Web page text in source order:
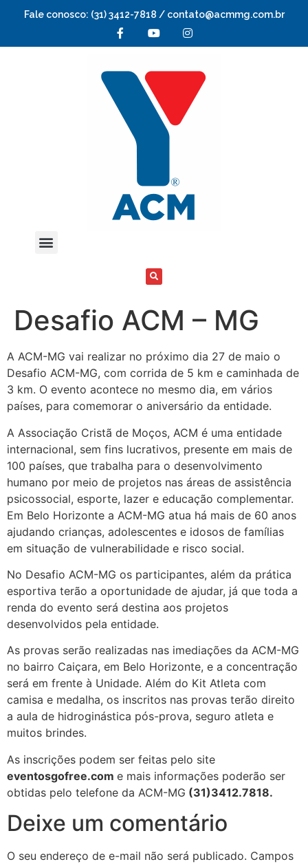
Fale conosco: (31) 3412-7818 / contato@acmmg.com.br
Desafio ACM – MG
A ACM-MG vai realizar no próximo dia 27 de maio o
Desafio ACM-MG, com corrida de 5 km e caminhada de
3 km. O evento acontece no mesmo dia, em vários
países, para comemorar o aniversário da entidade.
A Associação Cristã de Moços, ACM é uma entidade
internacional, sem fins lucrativos, presente em mais de
100 países, que trabalha para o desenvolvimento
humano por meio de projetos nas áreas de assistência
psicossocial, esporte, lazer e educação complementar.
Em Belo Horizonte a ACM-MG atua há mais de 60 anos
ajudando crianças, adolescentes e idosos de famílias
em situação de vulnerabilidade e risco social.
No Desafio ACM-MG os participantes, além da prática
esportiva terão a oportunidade de ajudar, já que toda a
renda do evento será destina aos projetos
desenvolvidos pela entidade.
As provas serão realizadas nas imediações da ACM-MG
no bairro Caiçara, em Belo Horizonte, e a concentração
será em frente à Unidade. Além do Kit Atleta com
camisa e medalha, os inscritos nas provas terão direito
a aula de hidroginástica pós-prova, seguro atleta e
muitos brindes.
As inscrições podem ser feitas pelo site
eventosgofree.com e mais informações poderão ser
obtidas pelo telefone da ACM-MG (31)3412.7818.
Deixe um comentário
O seu endereço de e-mail não será publicado. Campos